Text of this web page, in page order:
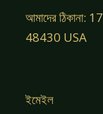
আমাদের
48430 USA
ইমেইল